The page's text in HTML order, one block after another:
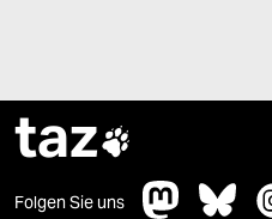
taz
Folgen Sie uns